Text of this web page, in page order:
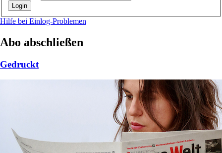
Hilfe bei Einlog-Problemen
Abo abschließen
Gedruckt